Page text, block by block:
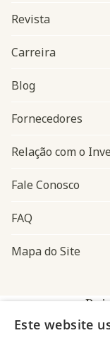
Navegação do rodapé
Revista
Carreira
Blog
Fornecedores
Relação com o
Fale Conosco
FAQ
Mapa do Site
Este website